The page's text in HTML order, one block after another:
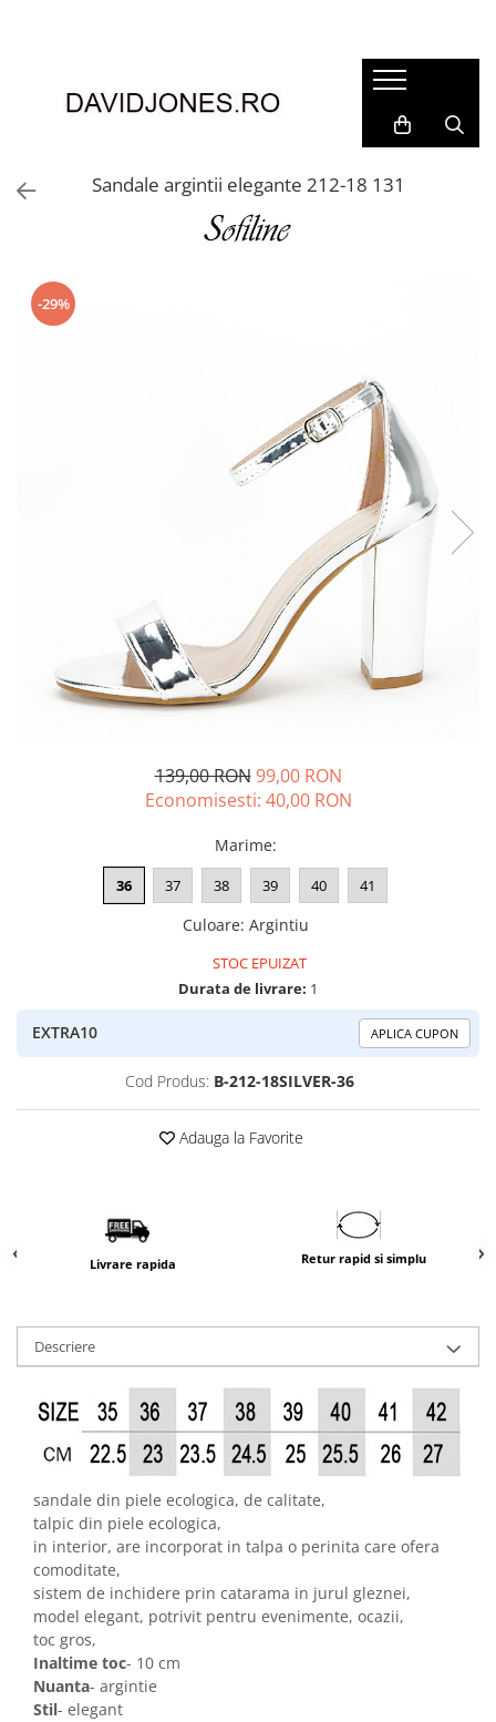
Accesorii
Genti din piele
Incaltaminte
Sandale argintii elegante 212-18 131
-29%
139,00 RON 99,00 RON
Economisesti: 40,00 RON
Marime:
36 37 38 39 40 41
Culoare: Argintiu
STOC EPUIZAT
Durata de livrare: 1
EXTRA10 APLICA CUPON
Cod Produs: B-212-18SILVER-36
Adauga la Favorite
Livrare rapida Retur rapid si simplu
Descriere
sandale din piele ecologica, de calitate,
talpic din piele ecologica,
in interior, are incorporat in talpa o perinita care ofera
comoditate,
sistem de inchidere prin catarama in jurul gleznei,
model elegant, potrivit pentru evenimente, ocazii,
toc gros,
Inaltime toc- 10 cm
Nuanta- argintie
Stil- elegant